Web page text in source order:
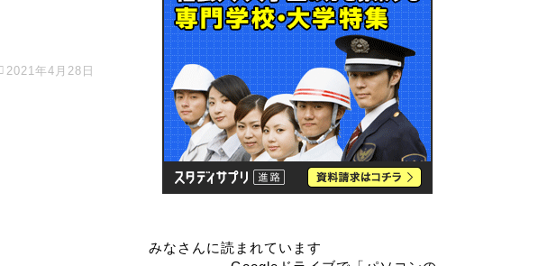
2021年4月28日
みなさんに読まれています